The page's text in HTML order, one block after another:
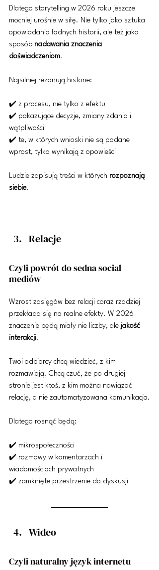
Dlatego storytelling w 2026 roku jeszcze
mocniej urośnie w siłę. Nie tylko jako sztuka
opowiadania ładnych historii, ale też jako
sposób nadawania znaczenia
doświadczeniom.
Najsilniej rezonują historie:
✔️ z procesu, nie tylko z efektu
✔️ pokazujące decyzje, zmiany zdania i
wątpliwości
✔️ te, w których wnioski nie są podane
wprost, tylko wynikają z opowieści
Ludzie zapisują treści w których rozpoznają
siebie.
Relacje
Czyli powrót do sedna social
mediów
Wzrost zasięgów bez relacji coraz rzadziej
przekłada się na realne efekty. W 2026
znaczenie będą miały nie liczby, ale jakość
interakcji.
Twoi odbiorcy chcą wiedzieć, z kim
rozmawiają. Chcą czuć, że po drugiej
stronie jest ktoś, z kim można nawiązać
relację, a nie zautomatyzowana komunikacja.
Dlatego rosnąć będą:
✔️ mikrospołeczności
✔️ rozmowy w komentarzach i
wiadomościach prywatnych
✔️ zamknięte przestrzenie do dyskusji
Wideo
Czyli naturalny język internetu